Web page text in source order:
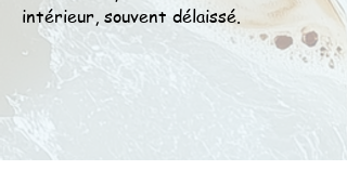
intérieur, souvent délaissé.